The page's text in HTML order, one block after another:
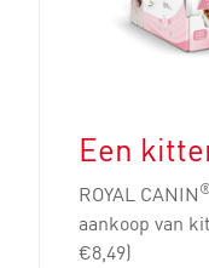
Een
ROYAL CANIN
aankoop van
€8,49)